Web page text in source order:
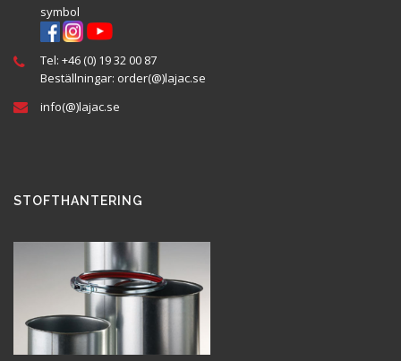
Tel: +46 (0) 19 32 00 87
Beställningar: order(@)lajac.se
info(@)lajac.se
STOFTHANTERING